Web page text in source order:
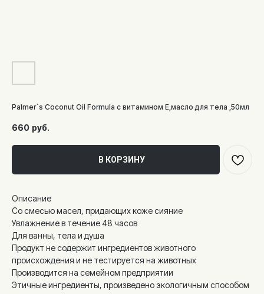
Palmer`s Coconut Oil Formula с витамином Е,масло для тела ,50мл
660 руб.
В КОРЗИНУ
Описание
Со смесью масел, придающих коже сияние
Увлажнение в течение 48 часов
Для ванны, тела и душа
Продукт не содержит ингредиентов животного
происхождения и не тестируется на животных
Производится на семейном предприятии
Этичные ингредиенты, произведено экологичным способом